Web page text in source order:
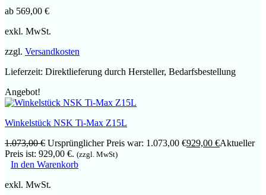
ab 569,00 €
exkl. MwSt.
zzgl. Versandkosten
Lieferzeit: Direktlieferung durch Hersteller, Bedarfsbestellung
Angebot!
Winkelstück NSK Ti-Max Z15L
1.073,00€ Ursprünglicher Preis war: 1.073,00 €929,00 €Aktueller
Preis ist: 929,00 €. (zzgl. MwSt)
In den Warenkorb
exkl. MwSt.